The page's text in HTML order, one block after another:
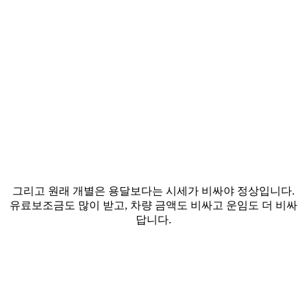
그리고 원래 개별은 용달보다는 시세가 비싸야 정상입니다.
유료보조금도 많이 받고, 차량 금액도 비싸고 운임도 더 비싸
답니다.